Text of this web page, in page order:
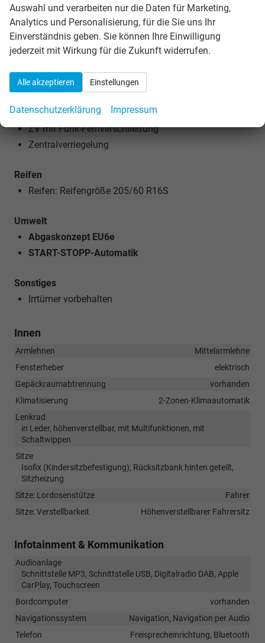
Leaving-Home-Funktion
NEBELSCHEINWERFER
Technik
Bordcomputer
Servolenkung
ZV mit Funk-Fernverschließung
Zentralverriegelung
Reifen
Reifen: Reifengröße 205/60 R16S
Umwelt
Abgaskonzept EU6e
START-STOPP-Automatik
Sonstiges
Irrtümer vorbehalten
Innen
Armlehnen
Mittelarmlehne
Fensterheber
elektrisch
Gepäckraumabtrennung
vorhanden
Klimatisierung
2-Zonen-Klimaautomatik
Lenkrad
in Leder, höhenverstellbar, mit Multifunktionen, mit
Schaltwippen
Sitze
Isofix (Kindersitzbefestigung), Rücksitzbank hinten geteilt,
Sitzheizung
Sitze: Lordosenstütze
Fahrer
Sitze: Verstellbarkeit
Höhenverstellbarer Fahrersitz
Infotainment & Kommunikation
Audioanlage
Schnittstelle MP3, Schnittstelle USB, Digitalradio DAB, Apple
CarPlay, Touchscreen
Bordcomputer
vorhanden
Navigationssystem
Navigation, Navigation per Audio
Telefon
Freisprecheinrichtung, Bluetooth
Auswahl und verarbeiten nur die Daten für Marketing,
Analytics und Personalisierung, für die Sie uns Ihr
Einverständnis geben. Sie können Ihre Einwilligung
jederzeit mit Wirkung für die Zukunft widerrufen.
Alle akzeptieren Einstellungen
Datenschutzerklärung Impressum